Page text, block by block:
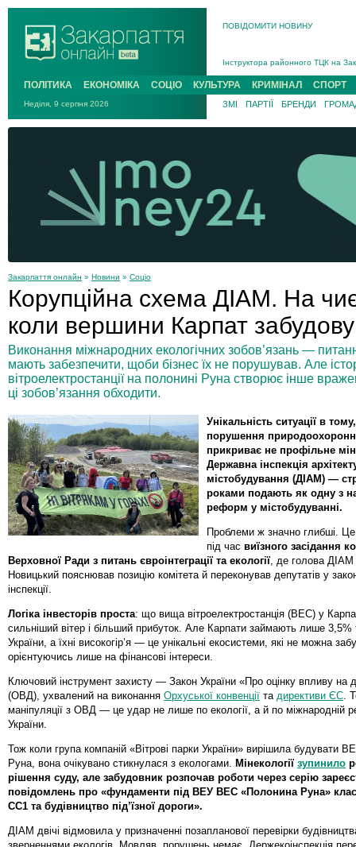
ПОВІДОМИТИ НОВИНУ
Інструктора районного ТЦК на
В Ужгороді попрощаються із
В Ужгороді 5 серпня
Підтвердили загибель
На війні з рф поліг військовий з
ПОЛІТИКА ЕКОНОМІКА СОЦІО КУЛЬТУРА КРИМІНАЛ СПОРТ
Неділя, 9 серпня 2026 ЗМІ ПАРТІЇ БРЕНДИ
Закарпаття онлайн » Новини » Соціо
Корупційна схема ДІАМ. На
коли вершини Карпат
Виконання міжнародних екологічних зобов’язань —
мають забезпечити, щоби бізнес їх не порушував. Але
вітроелектростанції на полонині Руна створює інше
ці зобов’язання обходити.
Унікальність ситуації в
порушення
прикриває не профільне
Державна інспекція
містобудування (ДІАМ) —
роками подають як одну з
реформ у містобудуванні.
Проблеми ж значно глибші.
під час виїзного засідання
Верховної Ради з питань євроінтеграції та екології , де голова
Новицький пояснював позицію комітета й переконував депутатів у
інспекції.
Логіка інвесторів проста: що вища вітроелектростанція (ВЕС) у
сильніший вітер і більший прибуток. Але Карпати займають лише 3,5%
України, а їхні високогір’я — це унікальні екосистеми, які не можна
орієнтуючись лише на фінансові інтереси.
Ключовий інструмент захисту — Закон України «Про оцінку впливу на
(ОВД), ухвалений на виконання Орхуської конвенції та директиви ЄС .
маніпуляції з ОВД — це удар не лише по екології, а й по міжнародній
України.
Тож коли група компаній «Вітрові парки України» вирішила будувати
Руна, вона очікувано стикнулася з екологами.
Мінекології зупинило
рішення суду, але забудовник розпочав роботи через серію
повідомлень про «фундаменти під ВЕУ ВЕС «Полонина Руна»
СС1 та будівництво під’їзної дороги».
ДІАМ двічі відмовила у призначенні позапланової перевірки